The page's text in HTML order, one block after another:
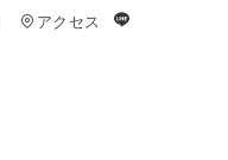
アクセス